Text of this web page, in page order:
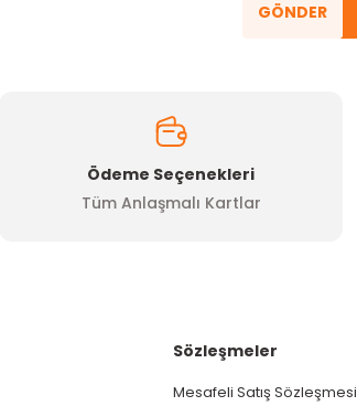
GÖNDER
Ödeme Seçenekleri
Tüm Anlaşmalı Kartlar
Sözleşmeler
Mesafeli Satış Sözleşmesi